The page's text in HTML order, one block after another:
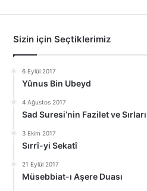
Sizin için Seçtiklerimiz
6 Eylül 2017
Yûnus Bin Ubeyd
4 Ağustos 2017
Sad Suresi’nin Fazilet ve Sırları
3 Ekim 2017
Sırrî-yi Sekatî
21 Eylül 2017
Müsebbiat-ı Aşere Duası